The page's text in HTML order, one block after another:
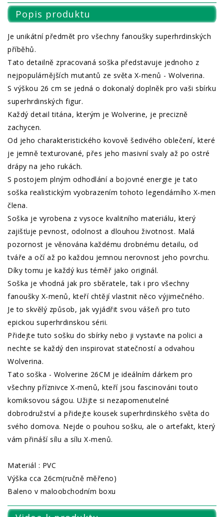
Popis produktu
Je unikátní předmět pro všechny fanoušky superhrdinských
příběhů.
Tato detailně zpracovaná soška představuje jednoho z
nejpopulárnějších mutantů ze světa X-menů - Wolverina.
S výškou 26 cm se jedná o dokonalý doplněk pro vaši sbírku
superhrdinských figur.
Každý detail titána, kterým je Wolverine, je precizně
zachycen.
Od jeho charakteristického kovově šedivého oblečení, které
je jemně texturované, přes jeho masivní svaly až po ostré
drápy na jeho rukách.
S postojem plným odhodlání a bojovné energie je tato
soška realistickým vyobrazením tohoto legendárního X-men
člena.
Soška je vyrobena z vysoce kvalitního materiálu, který
zajišťuje pevnost, odolnost a dlouhou životnost. Malá
pozornost je věnována každému drobnému detailu, od
tváře a očí až po každou jemnou nerovnost jeho povrchu.
Díky tomu je každý kus téměř jako originál.
Soška je vhodná jak pro sběratele, tak i pro všechny
fanoušky X-menů, kteří chtějí vlastnit něco výjimečného.
Je to skvělý způsob, jak vyjádřit svou vášeň pro tuto
epickou superhrdinskou sérii.
Přidejte tuto sošku do sbírky nebo ji vystavte na polici a
nechte se každý den inspirovat statečností a odvahou
Wolverina.
Tato soška - Wolverine 26CM je ideálním dárkem pro
všechny příznivce X-menů, kteří jsou fascinováni touto
komiksovou ságou. Užijte si nezapomenutelné
dobrodružství a přidejte kousek superhrdinského světa do
svého domova. Nejde o pouhou sošku, ale o artefakt, který
vám přináší sílu a sílu X-menů.
Materiál : PVC
Výška cca 26cm(ručně měřeno)
Baleno v maloobchodním boxu